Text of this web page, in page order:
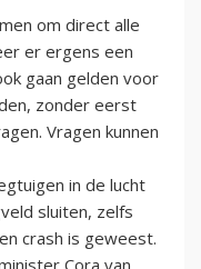
om direct alle
er ergens een
gaan gelden voor
zonder eerst
Vragen kunnen
in de lucht
sluiten, zelfs
crash is geweest.